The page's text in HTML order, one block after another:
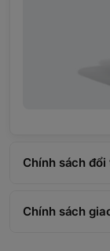
Chính sách đổi
Chính sách